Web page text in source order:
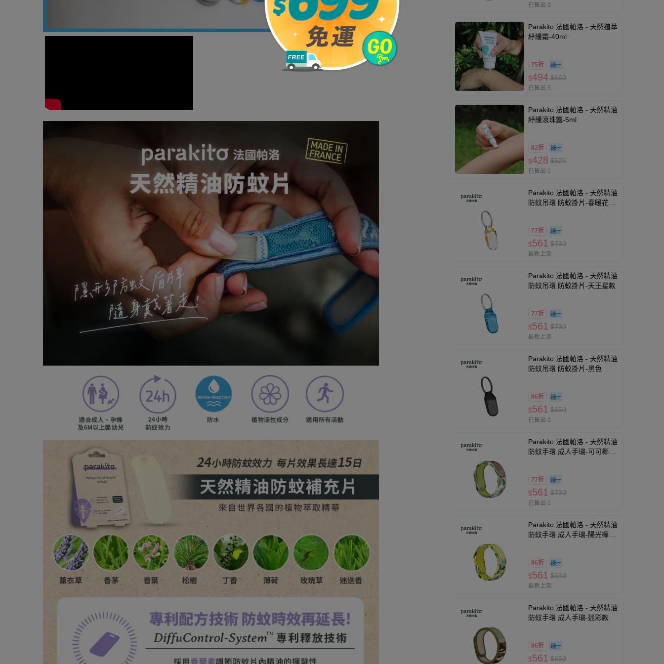
已售出 2
Parakito 法國帕洛 - 天然植萃
紓緩霜-40ml
75折
$494 $660
已售出 5
Parakito 法國帕洛 - 天然精油
紓緩滾珠露-5ml
82折
$428 $525
已售出 1
Parakito 法國帕洛 - 天然精油
防蚊吊環 防蚊掛片-春暖花開
77折
$561 $730
最新上架
Parakito 法國帕洛 - 天然精油
防蚊吊環 防蚊掛片-天王星款
77折
$561 $730
最新上架
Parakito 法國帕洛 - 天然精油
防蚊吊環 防蚊掛片-黑色
86折
$561 $650
已售出 2
Parakito 法國帕洛 - 天然精油
防蚊手環 成人手環-可可椰子
77折
$561 $730
已售出 1
Parakito 法國帕洛 - 天然精油
防蚊手環 成人手環-陽光檸檬
86折
$561 $650
最新上架
Parakito 法國帕洛 - 天然精油
防蚊手環 成人手環-迷彩款
86折
$561 $650